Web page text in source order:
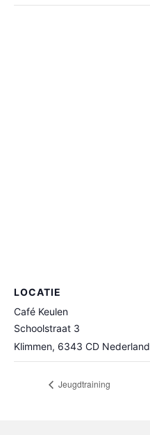
LOCATIE
Café Keulen
Schoolstraat 3
Klimmen, 6343 CD Nederland
Jeugdtraining